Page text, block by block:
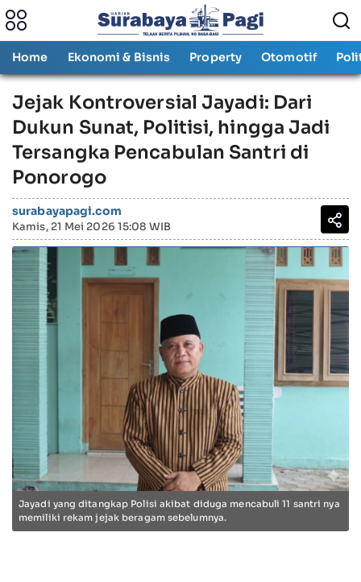
Home Ekonomi & Bisnis Property Otomotif
Jejak Kontroversial Jayadi: Dari
Dukun Sunat, Politisi, hingga Jadi
Tersangka Pencabulan Santri di
Ponorogo
surabayapagi.com
Kamis, 21 Mei 2026 15:08 WIB
Jayadi yang ditangkap Polisi akibat diduga mencabuli 11 santri nya
memiliki rekam jejak beragam sebelumnya.